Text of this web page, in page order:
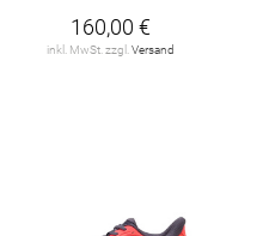
160,00 €
inkl. MwSt. zzgl. Versand